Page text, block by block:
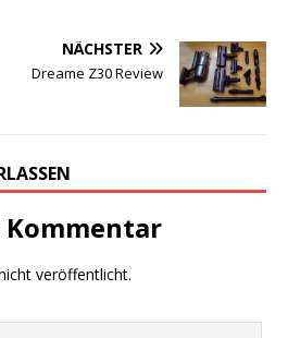
NÄCHSTER
Dreame Z30 Review
Kommentar
veröffentlicht.